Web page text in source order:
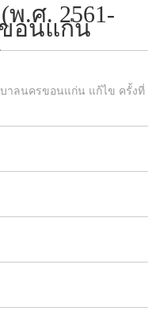
.ศ. 2561-
ขอนแก่น
าลนครขอนแก่น แก้ไข ครั้งที่